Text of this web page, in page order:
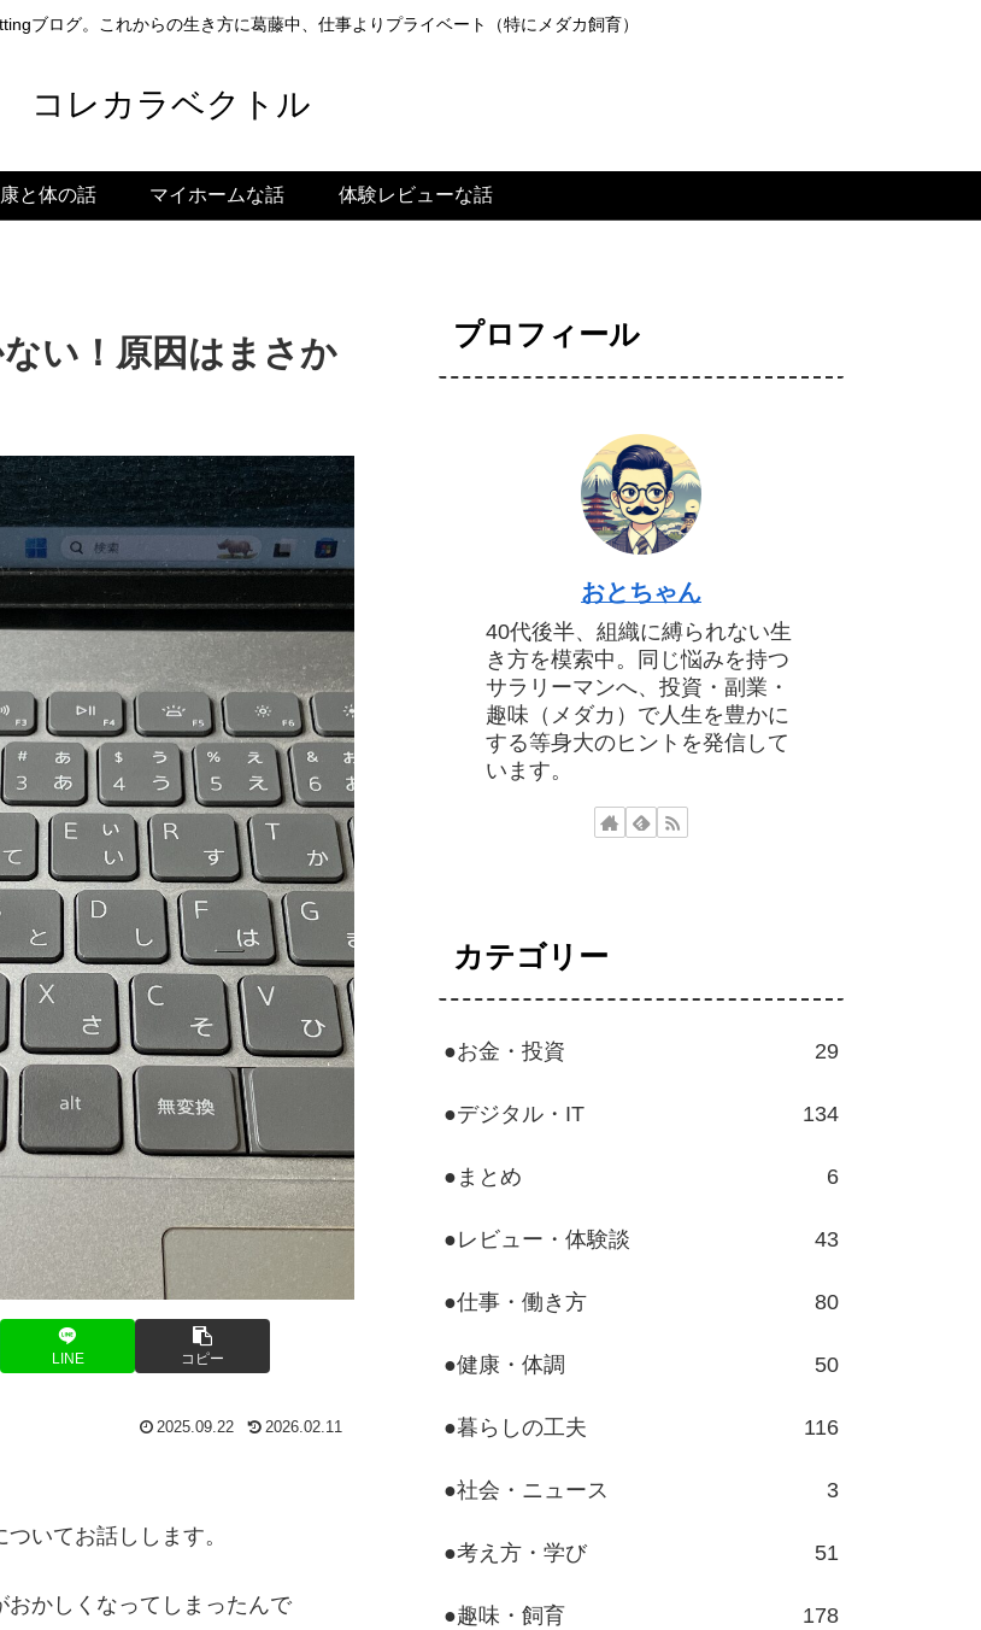
ブログ。これからの生き方に葛藤中、仕事よりプライベート（特にメダカ飼育）
コレカラベクトル
と体の話 マイホームな話 体験レビューな話
い！原因はまさか
LINE コピー
2025.09.22 2026.02.11
いてお話しします。
かしくなってしまったんで
プロフィール
おとちゃん
40代後半、組織に縛られない生
き方を模索中。同じ悩みを持つ
サラリーマンへ、投資・副業・
趣味（メダカ）で人生を豊かに
する等身大のヒントを発信して
います。
カテゴリー
●お金・投資 29
●デジタル・IT 134
●まとめ 6
●レビュー・体験談 43
●仕事・働き方 80
●健康・体調 50
●暮らしの工夫 116
●社会・ニュース 3
●考え方・学び 51
●趣味・飼育 178